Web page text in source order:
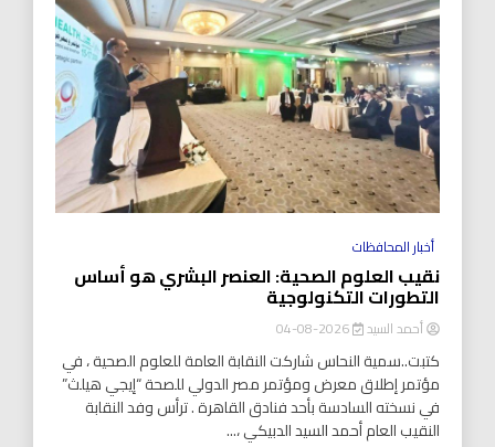
أخبار المحافظات
نقيب العلوم الصحية: العنصر البشري هو أساس
التطورات التكنولوجية
أحمد السيد 2026-08-04
كتبت..سمية النحاس شاركت النقابة العامة للعلوم الصحية ، في
مؤتمر إطلاق معرض ومؤتمر مصر الدولي للصحة “إيجي هيلث”
في نسخته السادسة بأحد فنادق القاهرة . ترأس وفد النقابة
النقيب العام أحمد السيد الدبيكي ،...